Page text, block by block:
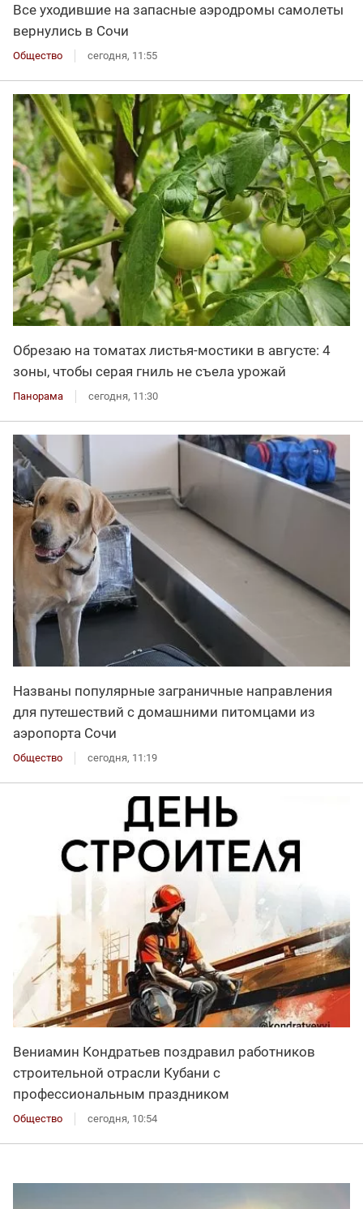
Все уходившие на запасные аэродромы самолеты
вернулись в Сочи
Общество сегодня, 11:55
Обрезаю на томатах листья-мостики в августе: 4
зоны, чтобы серая гниль не съела урожай
Панорама сегодня, 11:30
Названы популярные заграничные направления
для путешествий с домашними питомцами из
аэропорта Сочи
Общество сегодня, 11:19
Вениамин Кондратьев поздравил работников
строительной отрасли Кубани с
профессиональным праздником
Общество сегодня, 10:54